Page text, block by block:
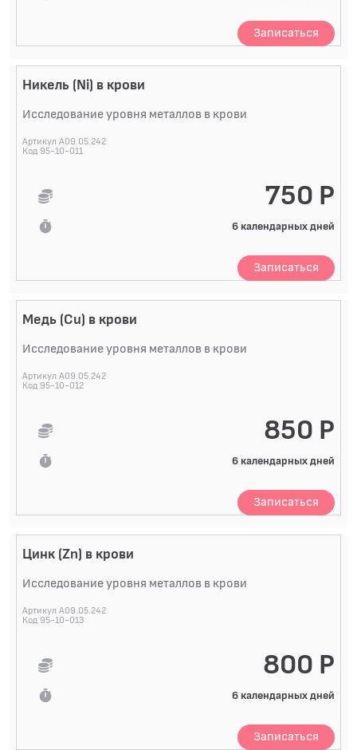
Записаться
Никель (Ni) в крови
Исследование уровня металлов в крови
Артикул A09.05.242
Код 95-10-011
750 Р
6 календарных дней
Записаться
Медь (Cu) в крови
Исследование уровня металлов в крови
Артикул A09.05.242
Код 95-10-012
850 Р
6 календарных дней
Записаться
Цинк (Zn) в крови
Исследование уровня металлов в крови
Артикул A09.05.242
Код 95-10-013
800 Р
6 календарных дней
Записаться